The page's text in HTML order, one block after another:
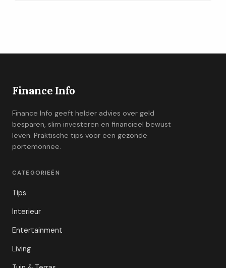
Finance Info
Finance Info geeft helder advies over geld
besparen, slim investeren en financieel bewust
leven. Praktische tips voor een gezonde
portemonnee.
CATEGORIEËN
Tips
Interieur
Entertainment
Living